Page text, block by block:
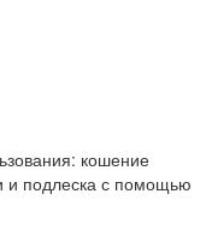
кошение
и подлеска с помощью